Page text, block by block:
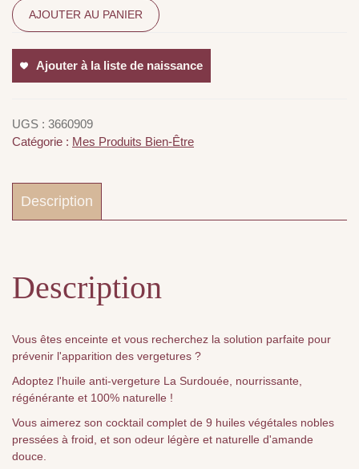
AJOUTER AU PANIER
Ajouter à la liste de naissance
UGS : 3660909
Catégorie : Mes Produits Bien-Être
Description
Description
Vous êtes enceinte et vous recherchez la solution parfaite pour
prévenir l'apparition des vergetures ?
Adoptez l'huile anti-vergeture La Surdouée, nourrissante,
régénérante et 100% naturelle !
Vous aimerez son cocktail complet de 9 huiles végétales nobles
pressées à froid, et son odeur légère et naturelle d'amande
douce.